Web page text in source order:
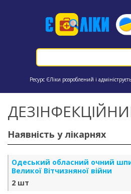
Ресурс ЄЛіки розроблений і
Наявність у лікарнях
Одеський обласний очний
Великої Вітчизняної війни
2 шт